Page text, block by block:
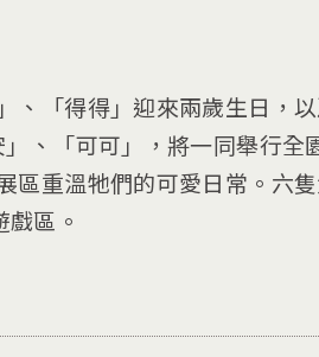
、「得得」迎來兩歲生日，
、「可可」，將一同舉行全
區重溫牠們的可愛日常。六
戲區。